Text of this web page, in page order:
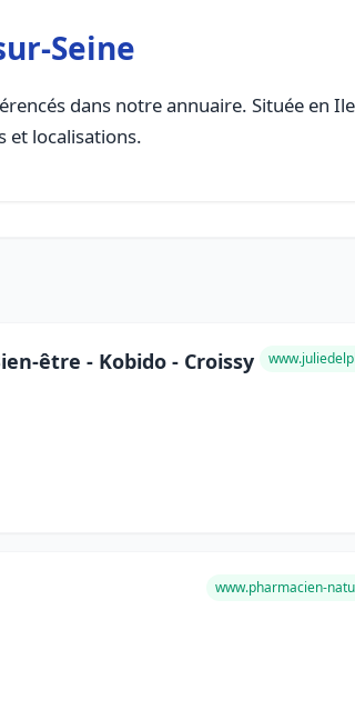
Seine
dans notre annuaire. Située en
et localisations.
être - Kobido - Croissy
www.pharmacien-